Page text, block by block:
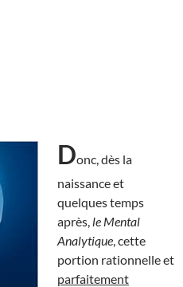
Donc, dès la
naissance et
quelques temps
après, le Mental
Analytique , cette
portion rationnelle et
parfaitement